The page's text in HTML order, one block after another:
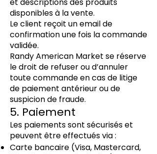
et descriptions des produits
disponibles à la vente.
Le client reçoit un email de
confirmation une fois la commande
validée.
Randy American Market se réserve
le droit de refuser ou d’annuler
toute commande en cas de litige
de paiement antérieur ou de
suspicion de fraude.
5. Paiement
Les paiements sont sécurisés et
peuvent être effectués via :
Carte bancaire (Visa, Mastercard,